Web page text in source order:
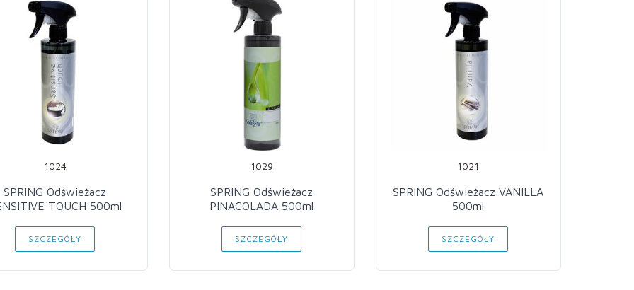
1024
SPRING Odświeżacz
TOUCH 500ml
SZCZEGÓŁY
1029
SPRING Odświeżacz
PINACOLADA 500ml
SZCZEGÓŁY
1021
SPRING Odświeżacz VANILLA
500ml
SZCZEGÓŁY